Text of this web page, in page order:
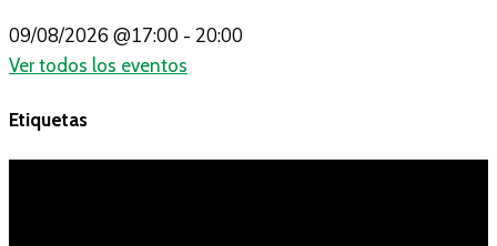
09/08/2026 @17:00 - 20:00
Ver todos los eventos
Etiquetas